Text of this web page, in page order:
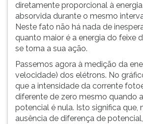
diretamente proporcional à
absorvida durante o mesmo
Neste fato não há nada de
quanto maior é a energia do feixe
se torna a sua ação.
Passemos agora à medição da
velocidade) dos elétrons. No
que a intensidade da corrente
diferente de zero mesmo quando
potencial é nula. Isto significa que,
ausência de diferença de